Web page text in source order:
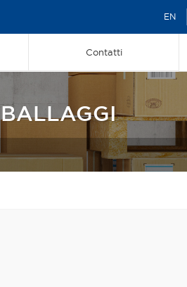
EN
Contatti